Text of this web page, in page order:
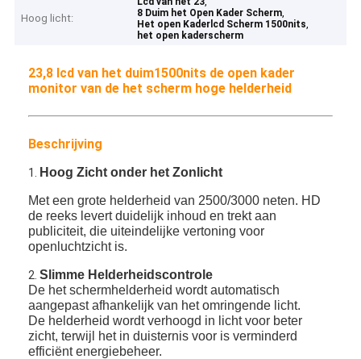
Hoog licht: 8 Duim het Open Kader Scherm,
Het open Kaderlcd Scherm 1500nits,
het open kaderscherm
23,8 lcd van het duim1500nits de open kader
monitor van de het scherm hoge helderheid
Beschrijving
1. Hoog Zicht onder het Zonlicht
Met een grote helderheid van 2500/3000 neten. HD
de reeks levert duidelijk inhoud en trekt aan
publiciteit, die uiteindelijke vertoning voor
openluchtzicht is.
2.Slimme Helderheidscontrole
De het schermhelderheid wordt automatisch
aangepast afhankelijk van het omringende licht.
De helderheid wordt verhoogd in licht voor beter
zicht, terwijl het in duisternis voor is verminderd
efficiënt energiebeheer.